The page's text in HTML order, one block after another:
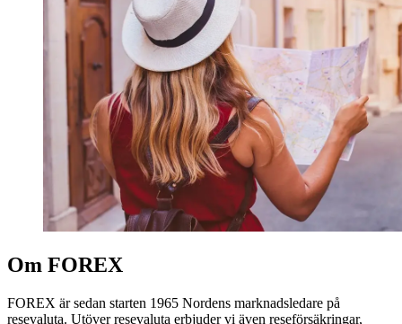
Om FOREX
FOREX är sedan starten 1965 Nordens marknadsledare på
resevaluta. Utöver resevaluta erbjuder vi även reseförsäkringar,